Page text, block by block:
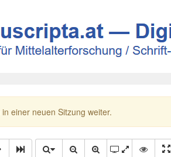
einer neuen Sitzung weiter.